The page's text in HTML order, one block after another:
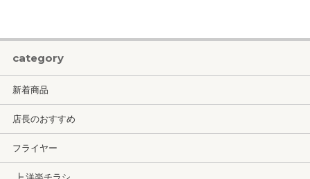
category
新着商品
店長のおすすめ
フライヤー